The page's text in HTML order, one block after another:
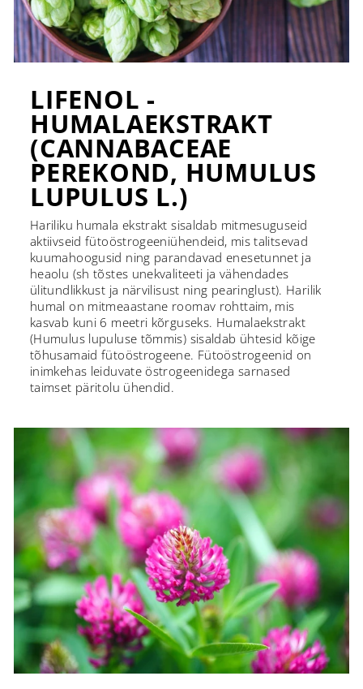
LIFENOL -
HUMALAEKSTRAKT
(CANNABACEAE
PEREKOND, HUMULUS
LUPULUS L.)
Hariliku humala ekstrakt sisaldab mitmesuguseid
aktiivseid fütoöstrogeeniühendeid, mis talitsevad
kuumahoogusid ning parandavad enesetunnet ja
heaolu (sh tõstes unekvaliteeti ja vähendades
ülitundlikkust ja närvilisust ning pearinglust). Harilik
humal on mitmeaastane roomav rohttaim, mis
kasvab kuni 6 meetri kõrguseks. Humalaekstrakt
(Humulus lupuluse tõmmis) sisaldab ühtesid kõige
tõhusamaid fütoöstrogeene. Fütoöstrogeenid on
inimkehas leiduvate östrogeenidega sarnased
taimset päritolu ühendid.